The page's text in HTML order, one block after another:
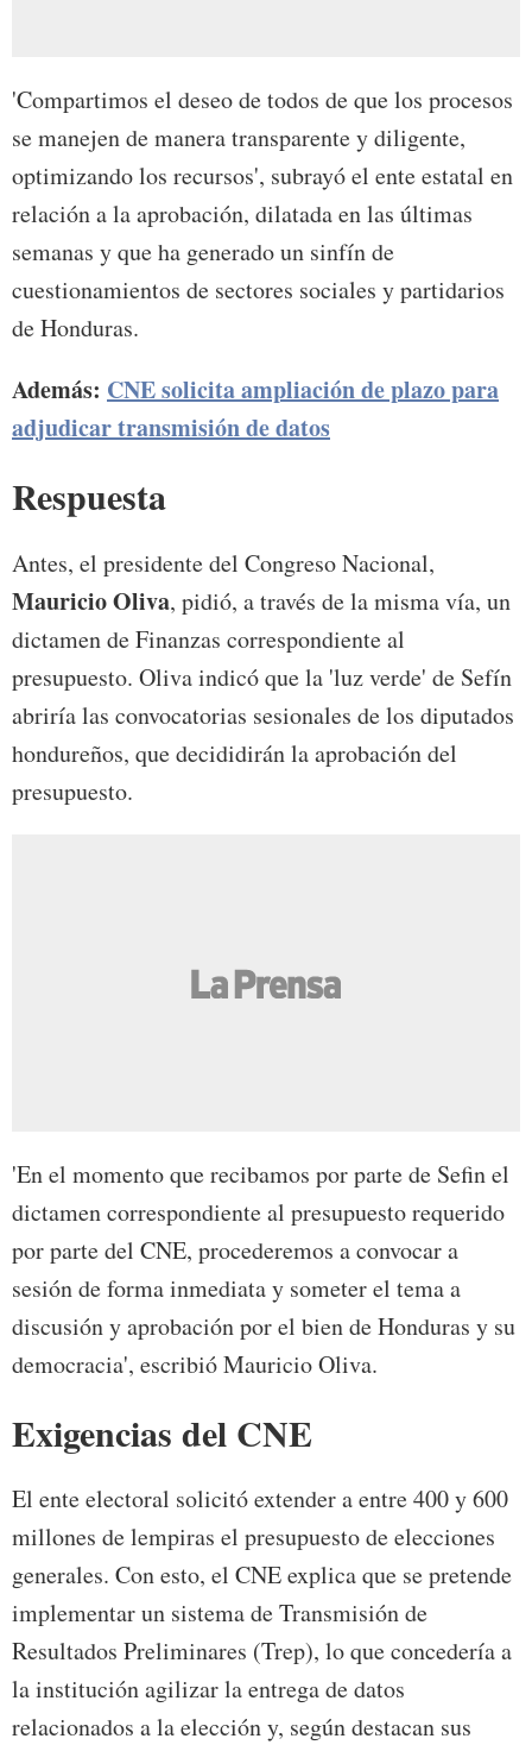
'Compartimos el deseo de todos de que los procesos
se manejen de manera transparente y diligente,
optimizando los recursos', subrayó el ente estatal en
relación a la aprobación, dilatada en las últimas
semanas y que ha generado un sinfín de
cuestionamientos de sectores sociales y partidarios
de Honduras.
Además: CNE solicita ampliación de plazo para
adjudicar transmisión de datos
Respuesta
Antes, el presidente del Congreso Nacional,
Mauricio Oliva, pidió, a través de la misma vía, un
dictamen de Finanzas correspondiente al
presupuesto. Oliva indicó que la 'luz verde' de Sefín
abriría las convocatorias sesionales de los diputados
hondureños, que decididirán la aprobación del
presupuesto.
'En el momento que recibamos por parte de Sefin el
dictamen correspondiente al presupuesto requerido
por parte del CNE, procederemos a convocar a
sesión de forma inmediata y someter el tema a
discusión y aprobación por el bien de Honduras y su
democracia', escribió Mauricio Oliva.
Exigencias del CNE
El ente electoral solicitó extender a entre 400 y 600
millones de lempiras el presupuesto de elecciones
generales. Con esto, el CNE explica que se pretende
implementar un sistema de Transmisión de
Resultados Preliminares (Trep), lo que concedería a
la institución agilizar la entrega de datos
relacionados a la elección y, según destacan sus